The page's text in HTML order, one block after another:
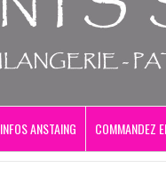
INFOS ANSTAING COMMANDEZ